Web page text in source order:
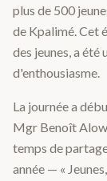
plus de 500
de Kpalimé. Cet
des jeunes, a
d'enthousiasme.
La journée a
Mgr Benoît
temps de
année — «